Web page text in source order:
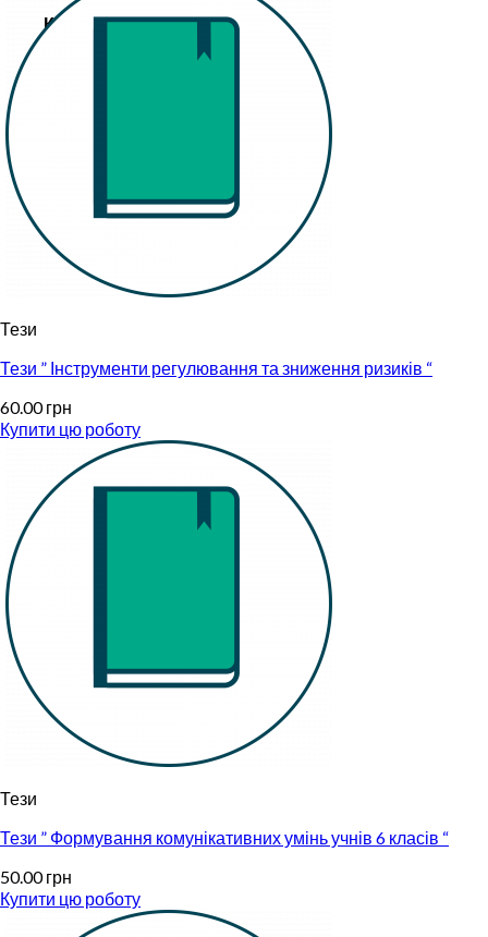
Кошик
Тези
Тези ” Інструменти регулювання та зниження ризиків “
60.00грн
Купити цю роботу
Тези
Тези ” Формування комунікативних умінь учнів 6 класів “
50.00грн
Купити цю роботу